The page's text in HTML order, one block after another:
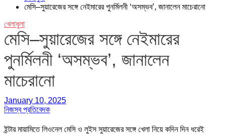
মেসি–সুয়ারেজের সঙ্গে নেইমারের পুনর্মিলনী ‘অসম্ভব’, জানালেন মাচেরানো
খেলাধুলা
মেসি–সুয়ারেজের সঙ্গে নেইমারের
পুনর্মিলনী ‘অসম্ভব’, জানালেন
মাচেরানো
January 10, 2025
নিজস্ব প্রতিবেদক
ইন্টার মায়ামিতে লিওনেল মেসি ও লুইস সুয়ারেজের সঙ্গে খেলা নিয়ে কদিন দিন ধরেই